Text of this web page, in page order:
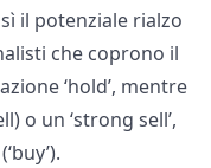
il potenziale rialzo
che coprono il
‘hold’, mentre
o un ‘strong sell’,